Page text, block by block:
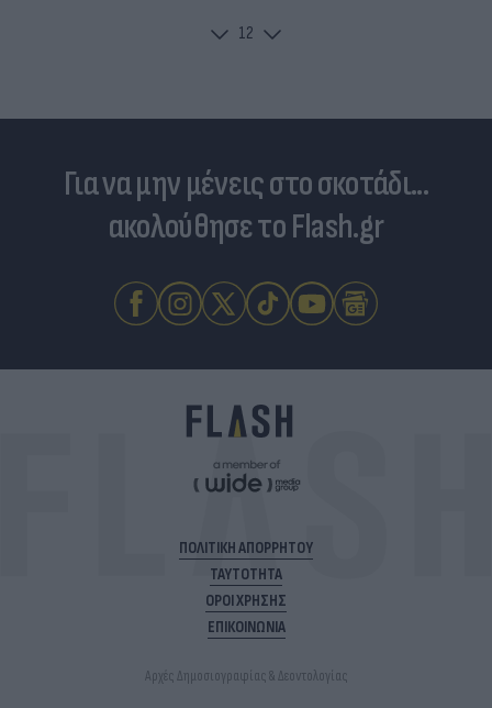
12
Για να μην μένεις στο σκοτάδι...
ακολούθησε το Flash.gr
ΠΟΛΙΤΙΚΗ ΑΠΟΡΡΗΤΟΥ
ΤΑΥΤΟΤΗΤΑ
ΟΡΟΙ ΧΡΗΣΗΣ
ΕΠΙΚΟΙΝΩΝΙΑ
Αρχές Δημοσιογραφίας & Δεοντολογίας